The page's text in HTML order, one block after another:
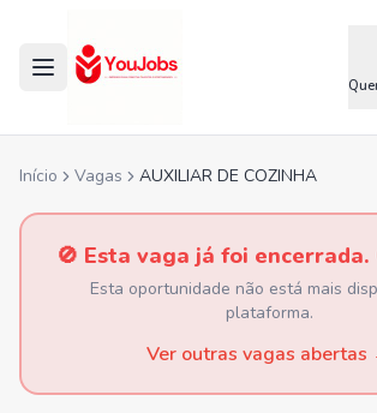
Início Vagas AUXILIAR DE COZINHA
🚫 Esta vaga já foi
Esta oportunidade não está mais
plataforma.
Ver outras vagas abertas